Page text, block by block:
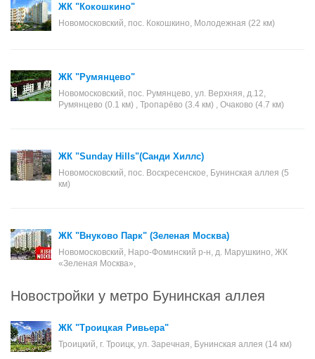
ЖК "Кокошкино"
Новомосковский, пос. Кокошкино, Молодежная (22 км)
ЖК "Румянцево"
Новомосковский, пос. Румянцево, ул. Верхняя, д.12,
Румянцево (0.1 км) , Тропарёво (3.4 км) , Очаково (4.7 км)
ЖК "Sunday Hills"(Санди Хиллс)
Новомосковский, пос. Воскресенское, Бунинская аллея (5
км)
ЖК "Внуково Парк" (Зеленая Москва)
Новомосковский, Наро-Фоминский р-н, д. Марушкино, ЖК
«Зеленая Москва»,
Новостройки у метро Бунинская аллея
ЖК "Троицкая Ривьера"
Троицкий, г. Троицк, ул. Заречная, Бунинская аллея (14 км)